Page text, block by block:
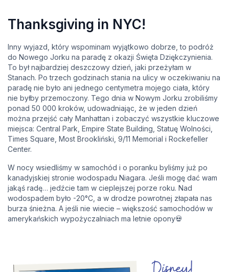
Thanksgiving in NYC!
Inny wyjazd, który wspominam wyjątkowo dobrze, to podróż
do Nowego Jorku na paradę z okazji Święta Dziękczynienia.
To był najbardziej deszczowy dzień, jaki przeżyłam w
Stanach. Po trzech godzinach stania na ulicy w oczekiwaniu na
paradę nie było ani jednego centymetra mojego ciała, który
nie byłby przemoczony. Tego dnia w Nowym Jorku zrobiliśmy
ponad 50 000 kroków, udowadniając, że w jeden dzień
można przejść cały Manhattan i zobaczyć wszystkie kluczowe
miejsca: Central Park, Empire State Building, Statuę Wolności,
Times Square, Most Brookliński, 9/11 Memorial i Rockefeller
Center.
W nocy wsiedliśmy w samochód i o poranku byliśmy już po
kanadyjskiej stronie wodospadu Niagara. Jeśli mogę dać wam
jakąś radę… jedźcie tam w cieplejszej porze roku. Nad
wodospadem było -20°C, a w drodze powrotnej złapała nas
burza śnieżna. A jeśli nie wiecie – większość samochodów w
amerykańskich wypożyczalniach ma letnie opony💀